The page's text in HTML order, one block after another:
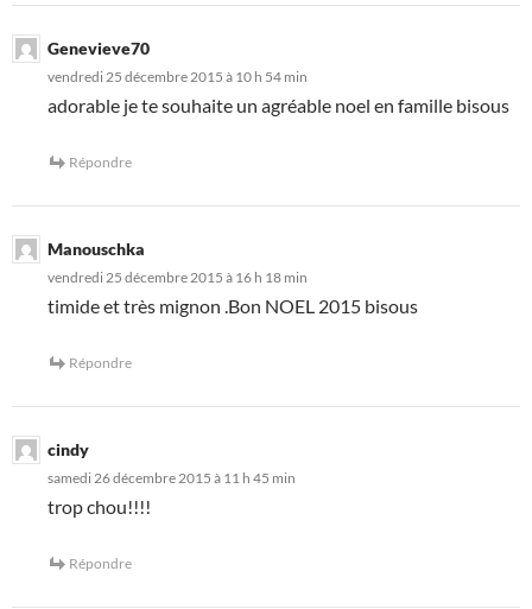
Genevieve70
vendredi 25 décembre 2015 à 10 h 54 min
adorable je te souhaite un agréable noel en famille bisous
Répondre
Manouschka
vendredi 25 décembre 2015 à 16 h 18 min
timide et très mignon .Bon NOEL 2015 bisous
Répondre
cindy
samedi 26 décembre 2015 à 11 h 45 min
trop chou!!!!
Répondre